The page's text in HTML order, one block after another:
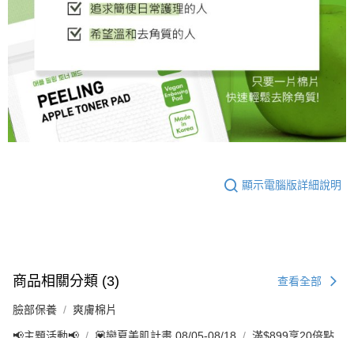
顯示電腦版詳細說明
商品相關分類 (3) 查看全部
臉部保養 爽膚棉片
📢主題活動📢 💟戀夏美肌計畫 08/05-08/18
滿$899享20倍點